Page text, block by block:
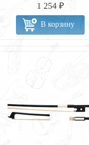
1 254 ₽
В корзину